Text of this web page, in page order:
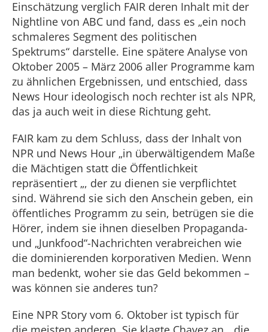
Einschätzung verglich FAIR deren Inhalt mit der
Nightline von ABC und fand, dass es „ein noch
schmaleres Segment des politischen
Spektrums“ darstelle. Eine spätere Analyse von
Oktober 2005 – März 2006 aller Programme kam
zu ähnlichen Ergebnissen, und entschied, dass
News Hour ideologisch noch rechter ist als NPR,
das ja auch weit in diese Richtung geht.
FAIR kam zu dem Schluss, dass der Inhalt von
NPR und News Hour „in überwältigendem Maße
die Mächtigen statt die Öffentlichkeit
repräsentiert „, der zu dienen sie verpflichtet
sind. Während sie sich den Anschein geben, ein
öffentliches Programm zu sein, betrügen sie die
Hörer, indem sie ihnen dieselben Propaganda-
und „Junkfood“-Nachrichten verabreichen wie
die dominierenden korporativen Medien. Wenn
man bedenkt, woher sie das Geld bekommen –
was können sie anderes tun?
Eine NPR Story vom 6. Oktober ist typisch für